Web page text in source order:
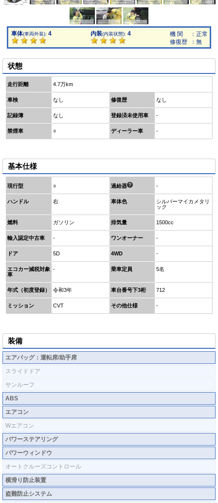
車体(車両外装): 4 内装(内装状態): 4
機 関
修復歴
：正常
：無
状態
走行距離 4.7万km
車検 なし 修復歴 なし
記録簿 なし 登録済未使用車 -
禁煙車 ○ ディーラー車 -
基本仕様
現行型 ○ 過給器 -
ハンドル 右 車体色
シルバーマイカメタリ
ック
燃料 ガソリン 排気量 1500cc
輸入認定中古車 - ワンオーナー -
ドア 5D 4WD -
エコカー減税対象
車
- 乗車定員 5名
年式（初度登録） 令和3年 車台番号下3桁 712
ミッション CVT その他仕様 -
装備
エアバッグ：運転席/助手席
スライドドア
サンルーフ
ABS
エアコン
Wエアコン
パワーステアリング
パワーウィンドウ
オートクルーズコントロール
横滑り防止装置
盗難防止システム